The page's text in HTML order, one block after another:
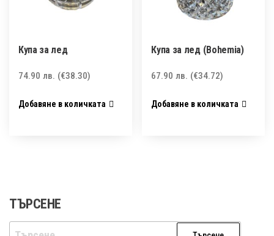
Купа за лед
74.90 лв. (€38.30)
Добавяне в количката
Купа за лед (Bohemia)
67.90лв. (€34.72)
Добавяне в количката
ТЪРСЕНЕ
Търсене